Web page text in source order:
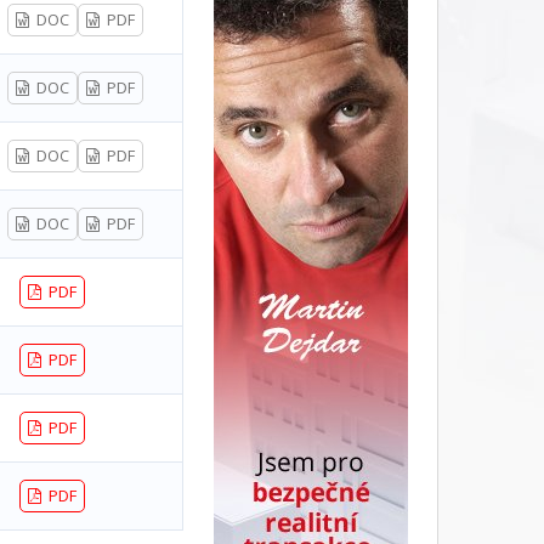
DOC PDF
DOC PDF
DOC PDF
DOC PDF
PDF
PDF
PDF
PDF